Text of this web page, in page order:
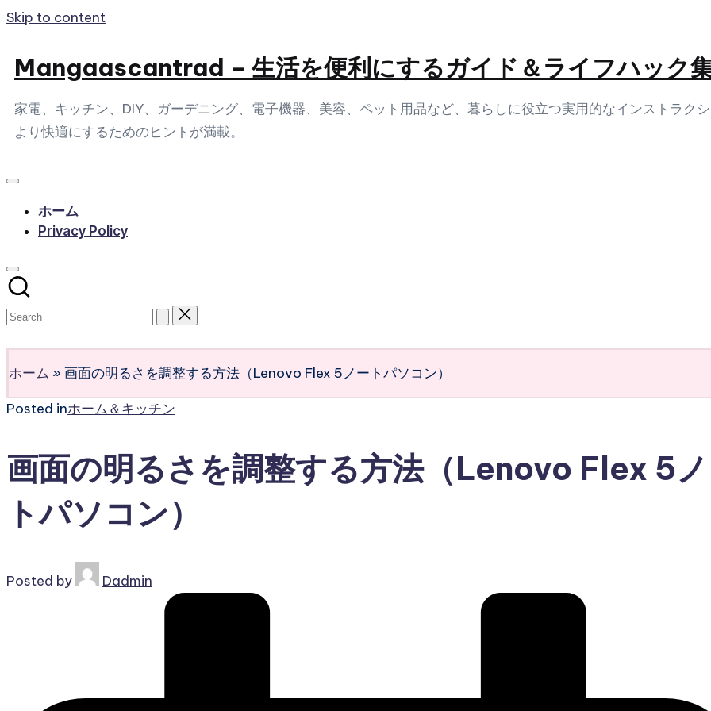
Skip to content
Mangaascantrad – 生活を便利にするガイド＆ライフハック
家電、キッチン、DIY、ガーデニング、電子機器、美容、ペット用品など、暮らしに役立つ実用的なインストラク
より快適にするためのヒントが満載。
ホーム
Privacy Policy
ホーム » 画面の明るさを調整する方法（Lenovo Flex 5ノートパソコン）
Posted inホーム＆キッチン
画面の明るさを調整する方法（Lenovo Flex 5
トパソコン）
Posted by Dadmin